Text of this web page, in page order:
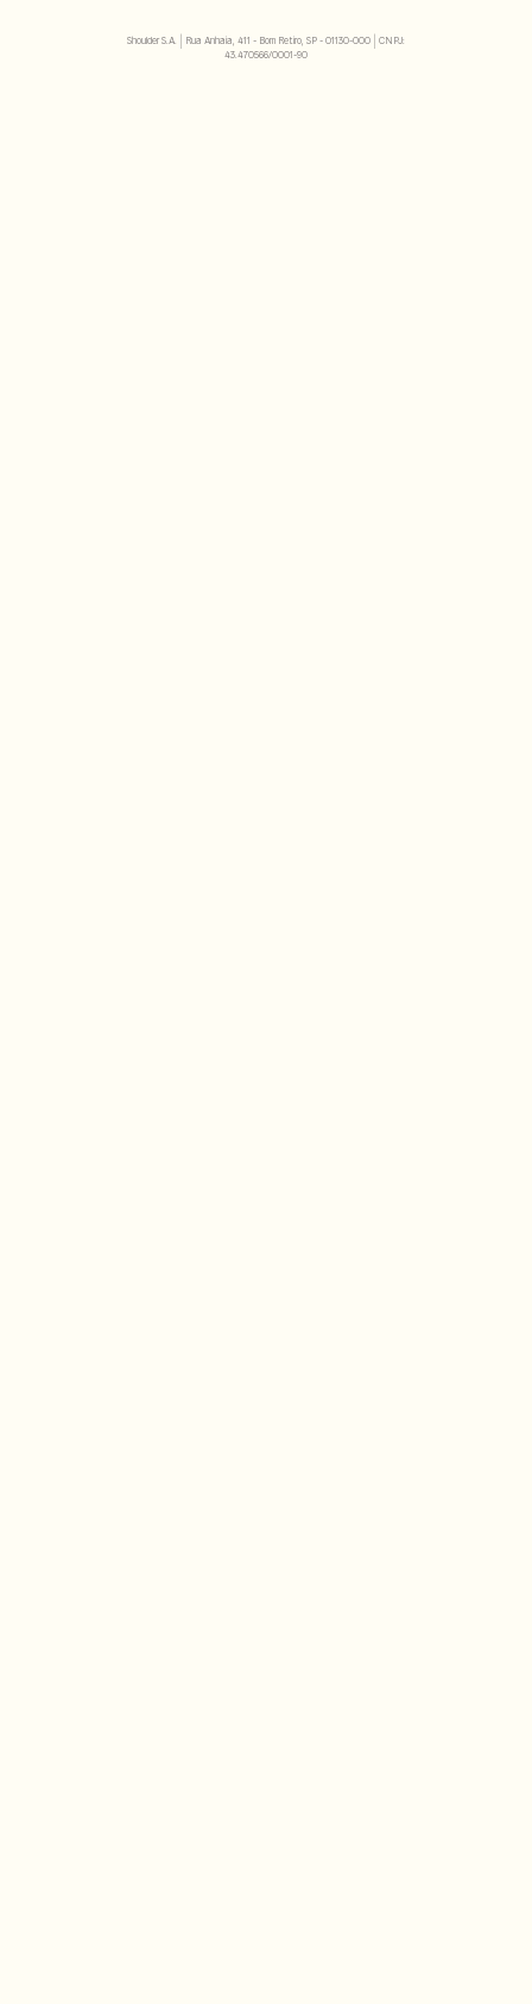
Shoulder S.A. | Rua Anhaia, 411 - Bom Retiro, SP - 01130-000 | CNPJ:
43.470566/0001-90